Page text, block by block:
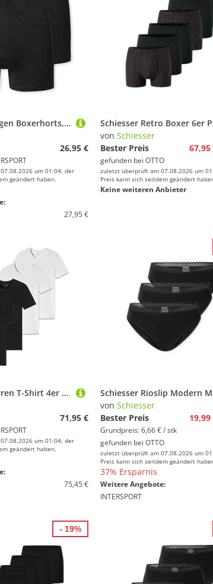
SCHIESSER Jungen Boxerhorts, 2er Pack - Unterhose, Pants, Cotton Stretch, 140-176
26,95 €
um 01:04; der
geändert haben.
27,95 €
von Schiesser
Bester Preis
67,95
gefunden bei OTTO
zuletzt überprüft am 07.08.2026 um
Preis kann sich seitdem geändert
Keine weiteren Anbieter
SCHIESSER Herren T-Shirt 4er Pack - Serie "95/5", Rundhals, S-XXL
71,95 €
um 01:04; der
geändert haben.
75,45 €
von Schiesser
Bester Preis
19,99
Grundpreis: 6,66 € / stk
gefunden bei OTTO
zuletzt überprüft am 07.08.2026 um
Preis kann sich seitdem geändert
37% Ersparnis
Weitere Angebote:
INTERSPORT
- 19%